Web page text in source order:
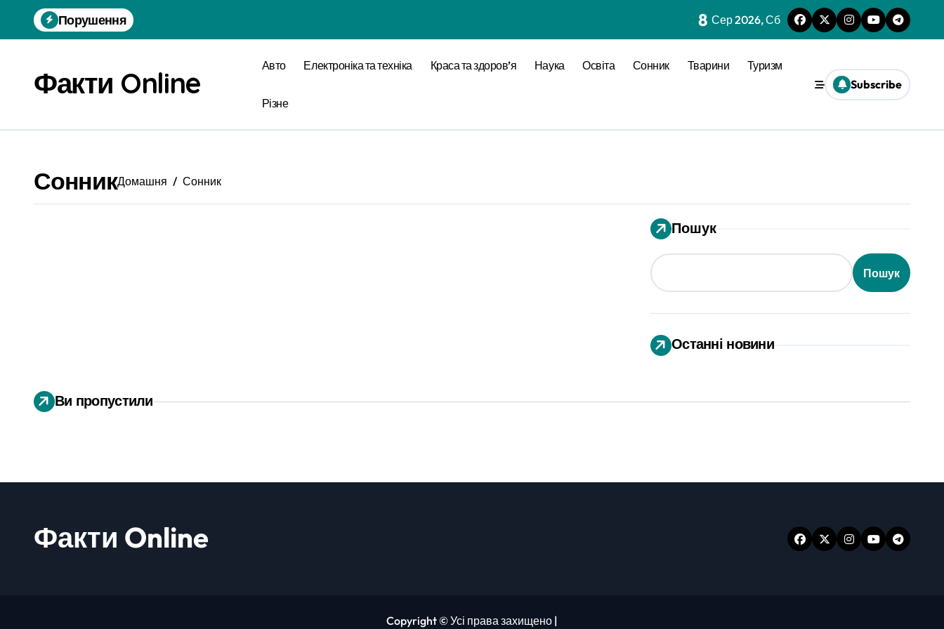
Перейти
вмісту
Порушення 8 Сер 2026, Сб
Факти Online Авто Електроніка та техніка Краса та здоров’я Наука Освіта Сонник Тварини Туризм
Різне
Subscribe
СонникДомашня Сонник
Пошук
Пошук
Останні новини
Ви пропустили
Факти Online
Copyright © Усі права захищено |